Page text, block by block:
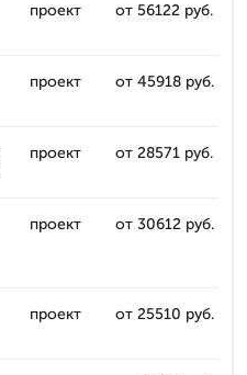
проект от 56122 руб.
проект от 45918 руб.
проект от 28571 руб.
проект от 30612 руб.
проект от 25510 руб.